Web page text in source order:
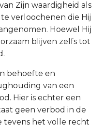
Zijn waardigheid als
verloochenen die Hij
Hoewel Hij
blijven zelfs tot
behoefte en
van een
Hier is echter een
geen verbod in de
tevens het volle recht